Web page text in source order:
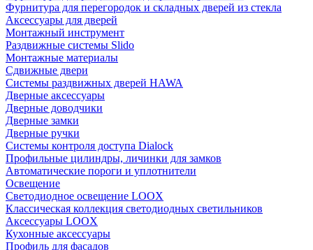
Фурнитура для перегородок и складных дверей из стекла
Аксессуары для дверей
Монтажный инструмент
Раздвижные системы Slido
Монтажные материалы
Сдвижные двери
Системы раздвижных дверей HAWA
Дверные аксессуары
Дверные доводчики
Дверные замки
Дверные ручки
Системы контроля доступа Dialock
Профильные цилиндры, личинки для замков
Автоматические пороги и уплотнители
Освещение
Светодиодное освещение LOOX
Классическая коллекция светодиодных светильников
Аксессуары LOOX
Кухонные аксессуары
Профиль для фасадов